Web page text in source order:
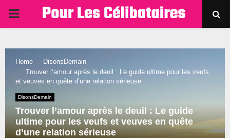
PRIMARY
Home
DisonsDemain
Trouver l’amour après le deuil : Le guide ultime pour les veufs
et veuves en quête d’une relation sérieuse
DisonsDemain
Trouver l’amour après le deuil : Le guide
ultime pour les veufs et veuves en quête
d’une relation sérieuse